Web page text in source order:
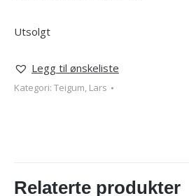
Utsolgt
Legg til ønskeliste
Kategori: Teigum, Lars
Relaterte produkter